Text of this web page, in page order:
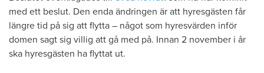
med ett beslut. Den enda ändringen är att hyresgästen får
längre tid på sig att flytta – något som hyresvärden inför
domen sagt sig villig att gå med på. Innan 2 november i år
ska hyresgästen ha flyttat ut.